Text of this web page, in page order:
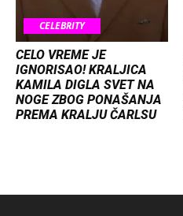
CELEBRITY
CELO VREME JE
IGNORISAO! KRALJICA
KAMILA DIGLA SVET NA
NOGE ZBOG PONAŠANJA
PREMA KRALJU ČARLSU